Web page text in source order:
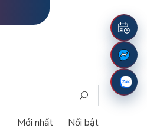
Mới nhất Nổi bật